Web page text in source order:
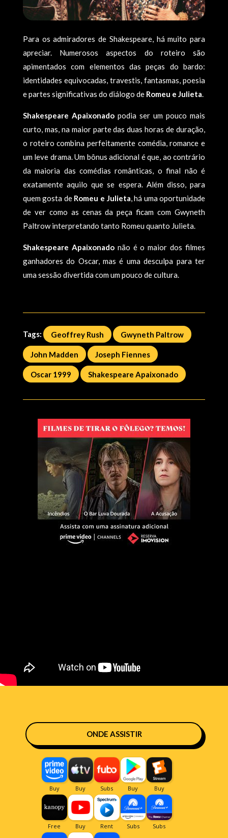
Para os admiradores de Shakespeare, há muito para
apreciar. Numerosos aspectos do roteiro são
apimentados com elementos das peças do bardo:
identidades equivocadas, travestis, fantasmas, poesia
e partes significativas do diálogo de Romeu e Julieta.
Shakespeare Apaixonadopodia ser um pouco mais
curto, mas, na maior parte das duas horas de duração,
o roteiro combina perfeitamente comédia, romance e
um leve drama. Um bônus adicional é que, ao contrário
da maioria das comédias românticas, o final não é
exatamente aquilo que se espera. Além disso, para
quem gosta de Romeu e Julieta, há uma oportunidade
de ver como as cenas da peça ficam com Gwyneth
Paltrow interpretando tanto Romeu quanto Julieta.
Shakespeare Apaixonadonão é o maior dos filmes
ganhadores do Oscar, mas é uma desculpa para ter
uma sessão divertida com um pouco de cultura.
Tags: Geoffrey Rush Gwyneth Paltrow
John Madden Joseph Fiennes
Oscar 1999 Shakespeare Apaixonado
ONDE ASSISTIR